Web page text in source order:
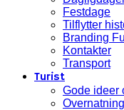
Festdage
Tilflytter
Branding
Kontakter
Transport
Turist
Gode ideer
Overnatning